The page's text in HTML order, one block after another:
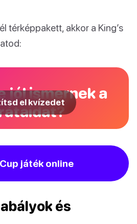
térképpakett, akkor a King’s
jól ismernek a
el kvízedet
játék online
és